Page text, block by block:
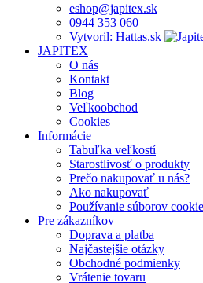
eshop@japitex.sk
0944 353 060
Vytvoril: Hattas.sk
JAPITEX
O nás
Kontakt
Blog
Veľkoobchod
Cookies
Informácie
Tabuľka veľkostí
Starostlivosť o produkty
Prečo nakupovať u nás?
Ako nakupovať
Používanie súborov cookie
Pre zákazníkov
Doprava a platba
Najčastejšie otázky
Obchodné podmienky
Vrátenie tovaru